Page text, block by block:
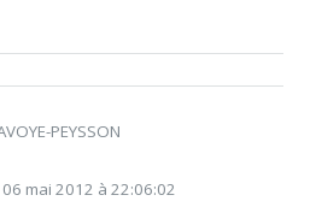
PEYSSON
mai 2012 à 22:06:02